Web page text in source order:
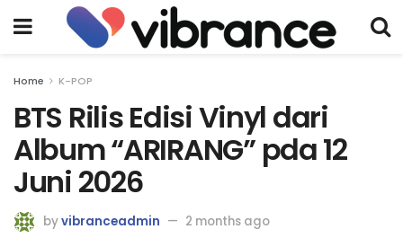
Home K-POP
BTS Rilis Edisi Vinyl dari
Album “ARIRANG” pda 12
Juni 2026
byvibranceadmin 2 months ago